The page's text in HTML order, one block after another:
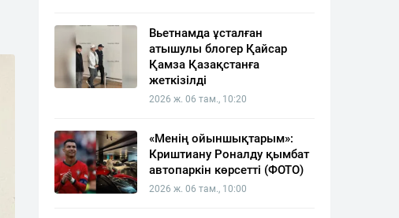
Вьетнамда ұсталған
атышулы блогер Қайсар
Қамза Қазақстанға
жеткізілді
2026 ж. 06 там., 10:20
«Менің ойыншықтарым»:
Криштиану Роналду қымбат
автопаркін көрсетті (ФОТО)
2026 ж. 06 там., 10:00